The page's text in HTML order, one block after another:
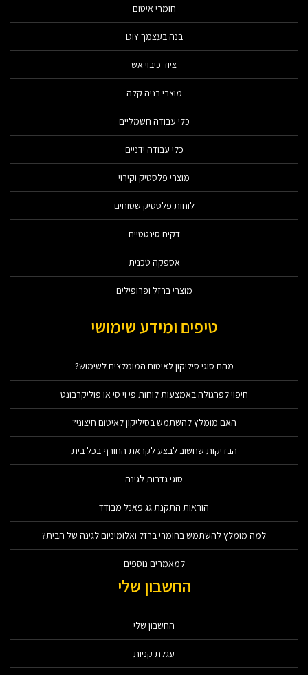
חומרי איטום
בנה בעצמך DIY
ציוד כיבוי אש
מוצרי בניה קלה
כלי עבודה חשמליים
כלי עבודה ידניים
מוצרי פלסטיק וקירוי
לוחות פלסטיק שטוחים
דקים סינטטיים
אספקה טכנית
מוצרי ברזל ופרופילים
טיפים ומידע שימושי
מהם סוגי סיליקון לאיטום המומלצים לשימוש?
חיפוי לפרגולה באמצעות לוחות פי וי סי או פוליקרבונט
האם מומלץ להשתמש בסיליקון לאיטום חיצוני?
הבדיקות שחשוב לבצע לקראת החורף בכל בית
סוגי גדרות לגינה
הוראות התקנת גג פאנל מבודד
למה מומלץ להשתמש בחומרי ברזל ואלומיניום לגינה של הבית?
למאמרים נוספים
החשבון שלי
החשבון שלי
עגלת קניות